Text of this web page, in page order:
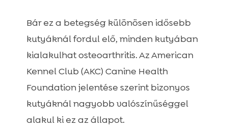
Bár ez a betegség különösen idősebb
kutyáknál fordul elő, minden kutyában
kialakulhat osteoarthritis. Az American
Kennel Club (AKC) Canine Health
Foundation jelentése szerint bizonyos
kutyáknál nagyobb valószínűséggel
alakul ki ez az állapot.